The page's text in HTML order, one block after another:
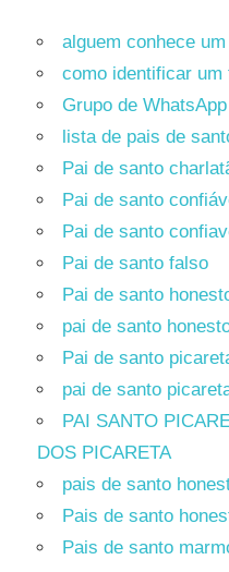
alguem conhece
como identificar um
Grupo de
lista de pais de
Pai de santo
Pai de santo
Pai de santo
Pai de santo falso
Pai de santo
pai de santo
Pai de santo
pai de santo
PAI SANTO
DOS PICARETA
pais de santo
Pais de santo
Pais de santo